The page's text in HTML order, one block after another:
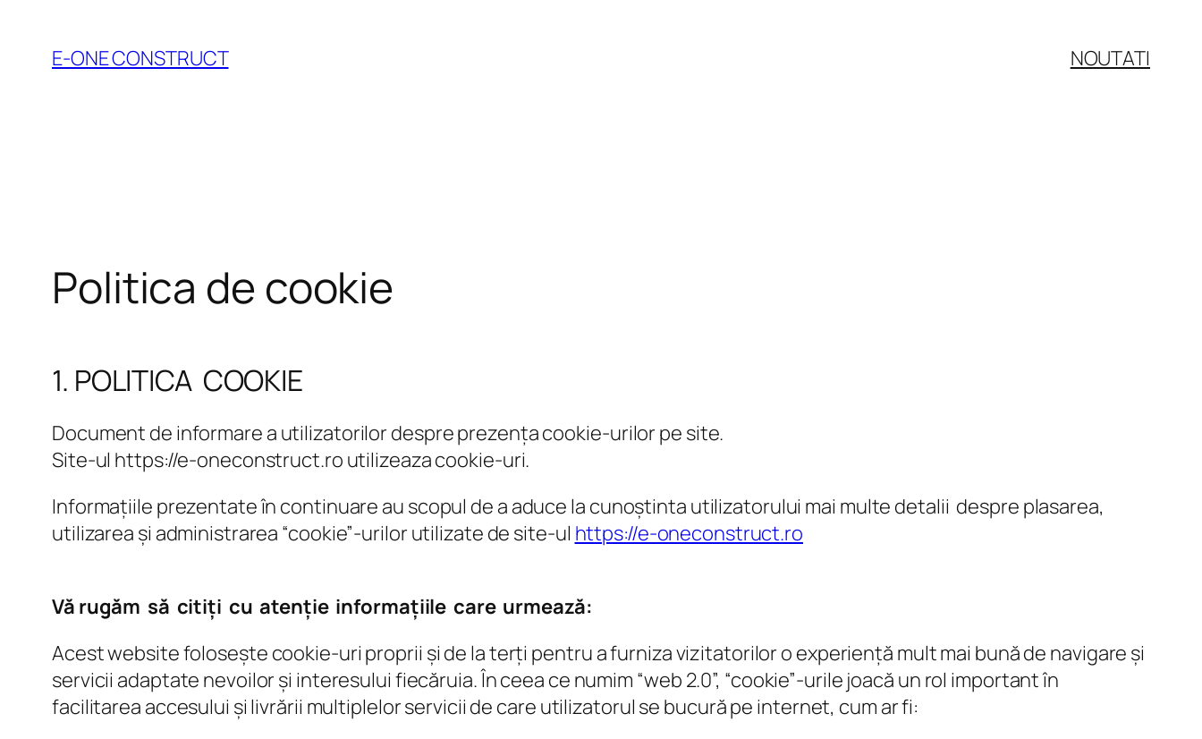
content
E-ONE CONSTRUCT NOUTATI
Politica de cookie
1. POLITICA COOKIE
Document de informare a utilizatorilor despre prezența cookie-urilor pe site.
Site-ul https://e-oneconstruct.ro utilizeaza cookie-uri.
Informațiile prezentate în continuare au scopul de a aduce la cunoștinta utilizatorului mai multe detalii despre plasarea,
utilizarea și administrarea “cookie”-urilor utilizate de site-ul https://e-oneconstruct.ro
Vă rugăm să citiți cu atenție informațiile care urmează:
Acest website folosește cookie-uri proprii și de la terți pentru a furniza vizitatorilor o experiență mult mai bună de navigare și
servicii adaptate nevoilor și interesului fiecăruia. În ceea ce numim “web 2.0”, “cookie”-urile joacă un rol important în
facilitarea accesului și livrării multiplelor servicii de care utilizatorul se bucură pe internet, cum ar fi: